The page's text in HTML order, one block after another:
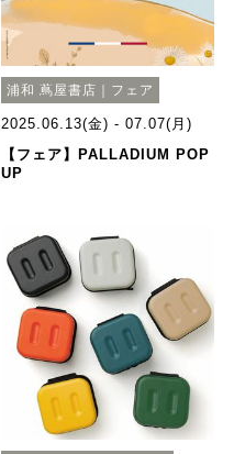
浦和 蔦屋書店｜フェア
2025.06.13(金) - 07.07(月)
【フェア】PALLADIUM POP
UP